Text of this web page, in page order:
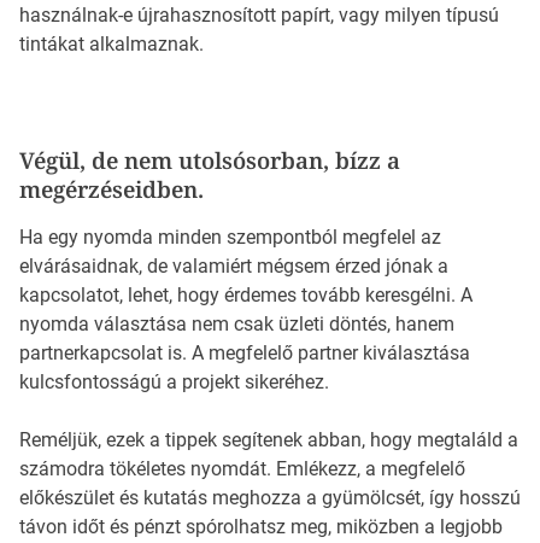
használnak-e újrahasznosított papírt, vagy milyen típusú
tintákat alkalmaznak.
Végül, de nem utolsósorban, bízz a
megérzéseidben.
Ha egy nyomda minden szempontból megfelel az
elvárásaidnak, de valamiért mégsem érzed jónak a
kapcsolatot, lehet, hogy érdemes tovább keresgélni. A
nyomda választása nem csak üzleti döntés, hanem
partnerkapcsolat is. A megfelelő partner kiválasztása
kulcsfontosságú a projekt sikeréhez.
Reméljük, ezek a tippek segítenek abban, hogy megtaláld a
számodra tökéletes nyomdát. Emlékezz, a megfelelő
előkészület és kutatás meghozza a gyümölcsét, így hosszú
távon időt és pénzt spórolhatsz meg, miközben a legjobb